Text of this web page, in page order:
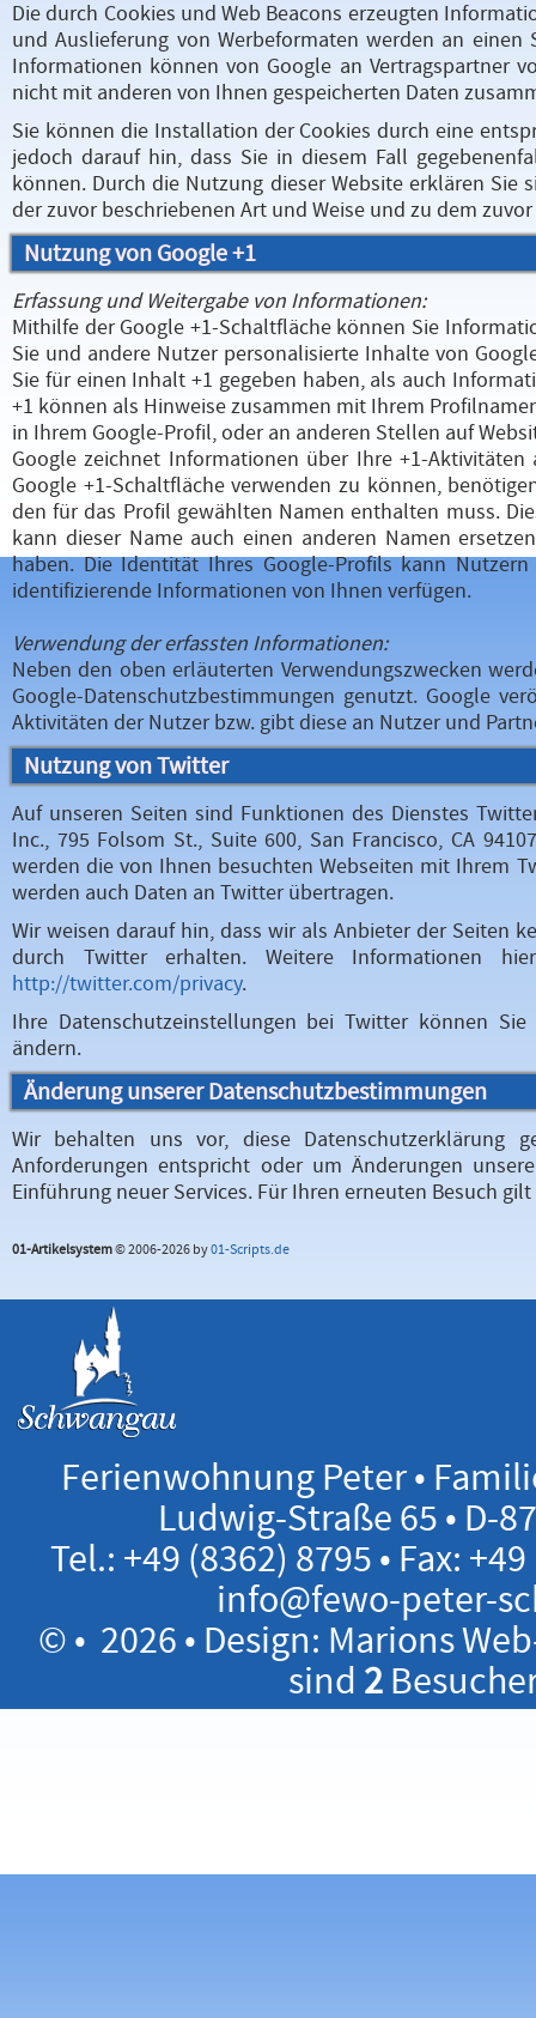
Die durch Cookies und Web Beacons erzeugten
und Auslieferung von Werbeformaten werden an
Informationen können von Google an Vertragspartner
nicht mit anderen von Ihnen gespeicherten Daten
Sie können die Installation der Cookies durch eine
jedoch darauf hin, dass Sie in diesem Fall
können. Durch die Nutzung dieser Website erklären
der zuvor beschriebenen Art und Weise und zu dem
Nutzung von Google +1
Erfassung und Weitergabe von Informationen:
Mithilfe der Google +1-Schaltfläche können Sie
Sie und andere Nutzer personalisierte Inhalte von
Sie für einen Inhalt +1 gegeben haben, als auch
+1 können als Hinweise zusammen mit Ihrem
in Ihrem Google-Profil, oder an anderen Stellen auf
Google zeichnet Informationen über Ihre +1-
Google +1-Schaltfläche verwenden zu können,
den für das Profil gewählten Namen enthalten muss.
kann dieser Name auch einen anderen Namen
haben. Die Identität Ihres Google-Profils kann
identifizierende Informationen von Ihnen verfügen.
Verwendung der erfassten Informationen:
Neben den oben erläuterten Verwendungszwecken
Google-Datenschutzbestimmungen genutzt. Google
Aktivitäten der Nutzer bzw. gibt diese an Nutzer und
Nutzung von Twitter
Auf unseren Seiten sind Funktionen des Dienstes
Inc., 795 Folsom St., Suite 600, San Francisco, CA
werden die von Ihnen besuchten Webseiten mit Ihrem
werden auch Daten an Twitter übertragen.
Wir weisen darauf hin, dass wir als Anbieter der Seiten
durch Twitter erhalten. Weitere Informationen
http://twitter.com/privacy.
Ihre Datenschutzeinstellungen bei Twitter können
ändern.
Änderung unserer Datenschutzbestimmungen
Wir behalten uns vor, diese Datenschutzerklärung
Anforderungen entspricht oder um Änderungen
Einführung neuer Services. Für Ihren erneuten Besuch
01-Artikelsystem© 2006-2026 by01-Scripts.de
Ferienwohnung Peter •
Ludwig-Straße 65 • D-
Tel.: +49 (8362) 8795 • Fax:
info@fewo-peter-
© • 2026 • Design: Marions
sind 2